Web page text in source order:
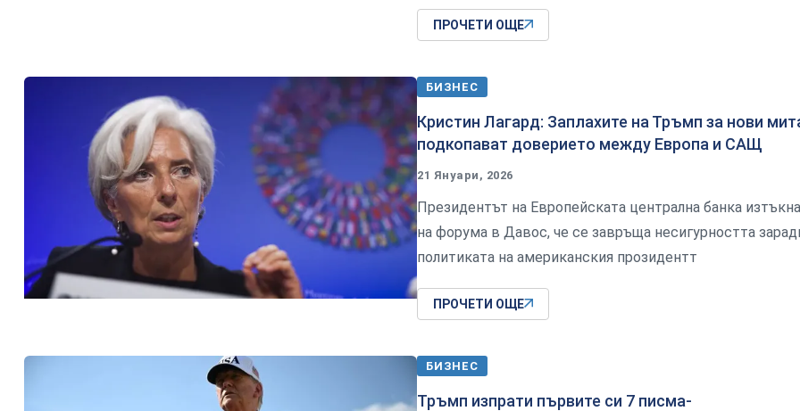
ПРОЧЕТИ ОЩЕ
БИЗНЕС
Кристин Лагард: Заплахите на Тръмп за нови
подкопават доверието между Европа и САЩ
21 Януари, 2026
Президентът на Европейската централна банка изтъкна
на форума в Давос, че се завръща несигурността
политиката на американския прозидентт
ПРОЧЕТИ ОЩЕ
БИЗНЕС
Тръмп изпрати първите си 7 писма-